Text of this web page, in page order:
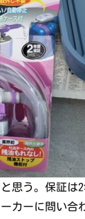
思う。保証は
カーに問い合